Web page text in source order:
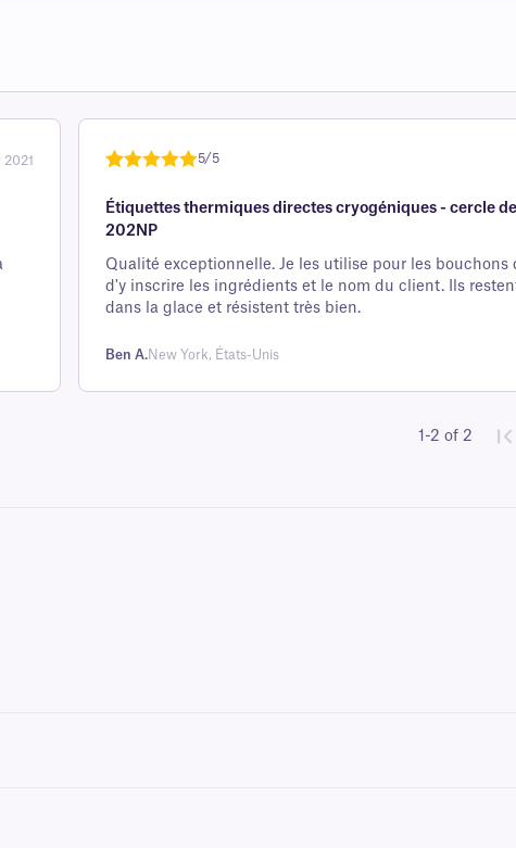
2021
5 sur la
base d'
évaluation
client
5/5
Étiquettes thermiques directes cryogéniques - cercle
202NP
Qualité exceptionnelle. Je les utilise pour les bouchons
d'y inscrire les ingrédients et le nom du client. Ils
dans la glace et résistent très bien.
Ben A.New York, États-Unis
1-2 of 2